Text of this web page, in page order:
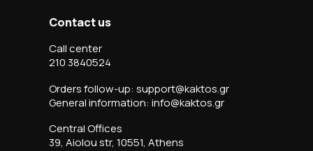
Contact us
Call center
210 3840524
Orders follow-up: support@kaktos.gr
General information: info@kaktos.gr
Central Offices
39, Aiolou str, 10551, Athens